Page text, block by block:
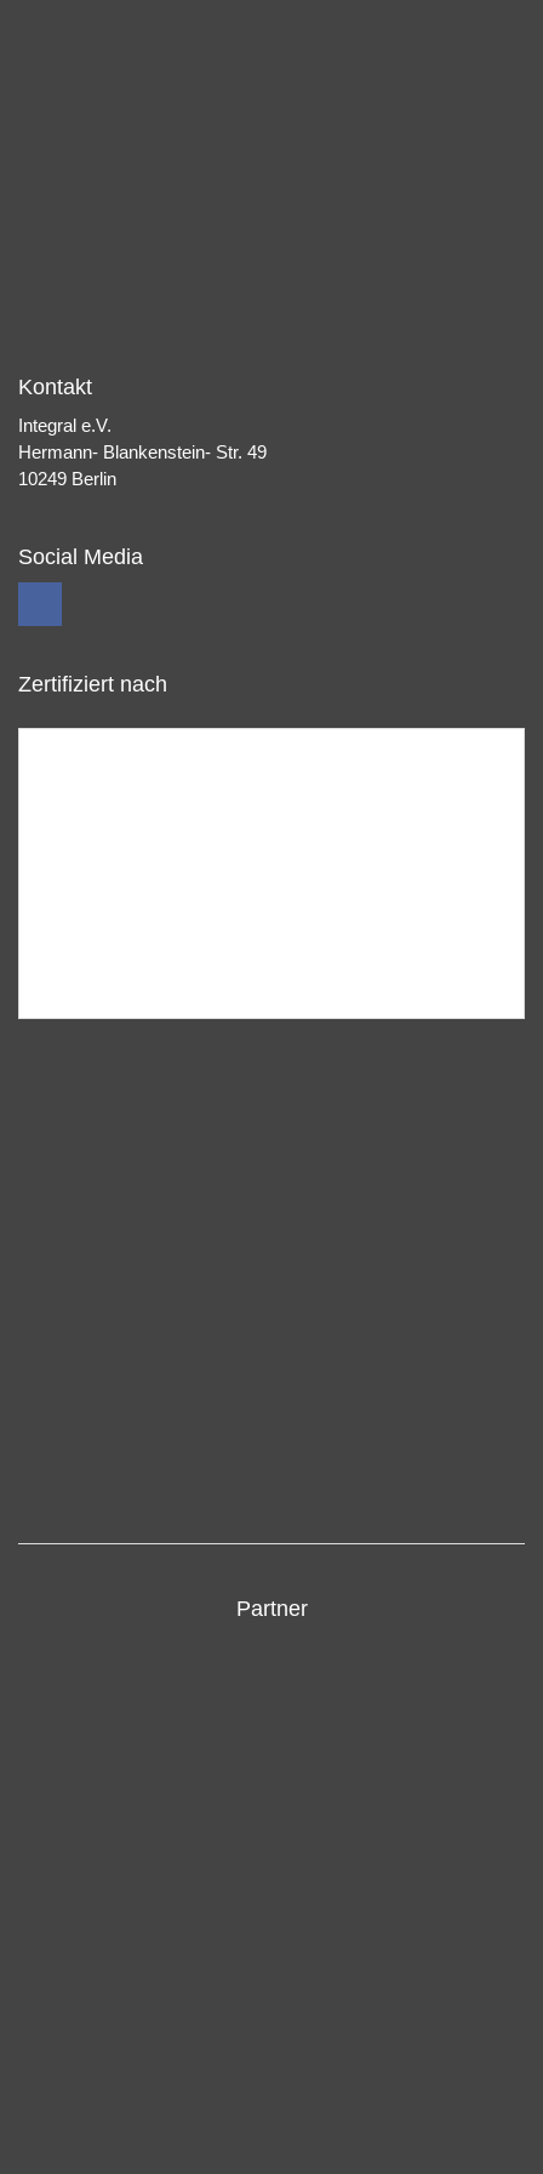
Kontakt
Integral e.V.
Hermann- Blankenstein- Str. 49
10249 Berlin
Social Media
Zertifiziert nach
Partner